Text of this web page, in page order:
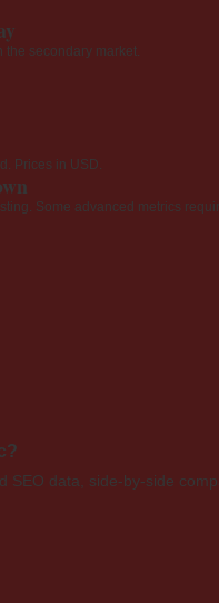
the secondary market.
Prices in USD.
Some advanced metrics
SEO data, side-by-side